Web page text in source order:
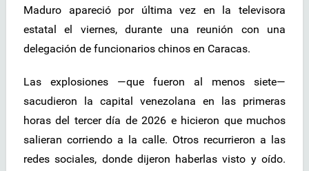
Maduro apareció por última vez en la televisora
estatal el viernes, durante una reunión con una
delegación de funcionarios chinos en Caracas.
Las explosiones —que fueron al menos siete—
sacudieron la capital venezolana en las primeras
horas del tercer día de 2026 e hicieron que muchos
salieran corriendo a la calle. Otros recurrieron a las
redes sociales, donde dijeron haberlas visto y oído.